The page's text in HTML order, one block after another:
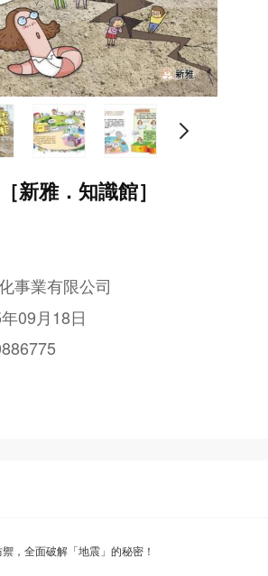
新雅．知識館］
事業有限公司
09月18日
，全面破解「地震」的秘密！